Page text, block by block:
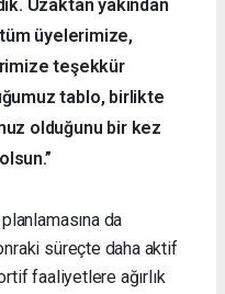
Uzaktan yakından
üyelerimize,
teşekkür
tablo, birlikte
olduğunu bir kez
da
süreçte daha aktif
faaliyetlere ağırlık